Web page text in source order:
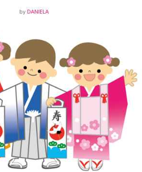
by DANIELA